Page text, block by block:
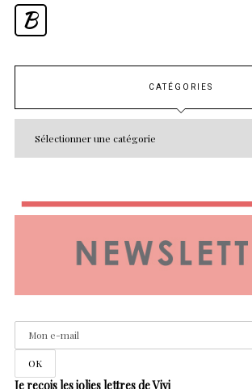
B
CATÉGORIES
Je reçois les jolies lettres de Vivi